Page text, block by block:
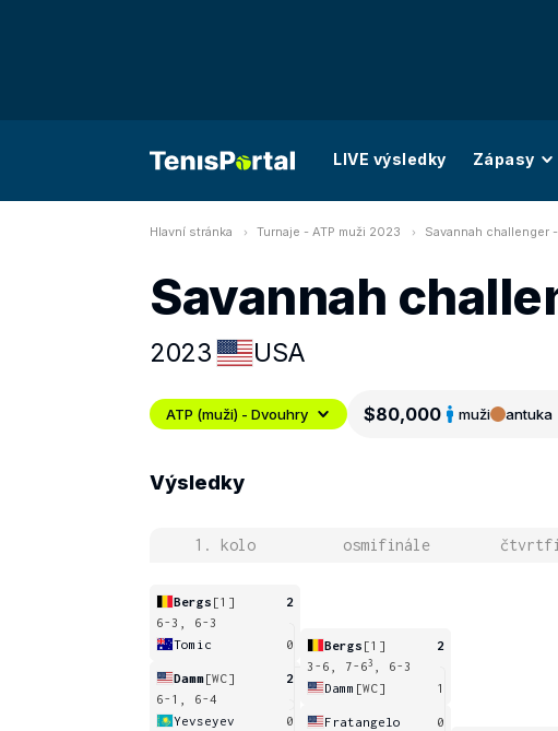
LIVE výsledky Zápasy
Hlavní stránka Turnaje - ATP muži 2023 Savannah challenger
Savannah
2023 USA
ATP (muži) - Dvouhry $80,000 muži antuka
Výsledky
1. kolo osmifinále
Bergs [1]
2
6-3, 6-3
Tomic
0
Damm[WC]
2
6-1, 6-4
Yevseyev
0
Bergs [1]
2
3-6, 7-63
, 6-3
Damm [WC] 1
Fratangelo
0